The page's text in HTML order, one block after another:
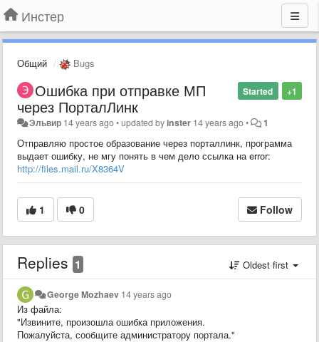
Инстер
Общий Bugs
+1
Started
Ошибка при отправке МП
через ПорталЛинк
Эльвир 14 years ago•updated byinster 14 years ago• 1
Отправляю простое образование через порталлинк, программа
выдает ошибку, не мгу понять в чем дело ссылка на error:
http://files.mail.ru/X8364V
1 0 Follow
Replies 1 Oldest first
George Mozhaev 14 years ago
Из файла:
"Извините, произошла ошибка приложения.
Пожалуйста, сообщите администратору портала."